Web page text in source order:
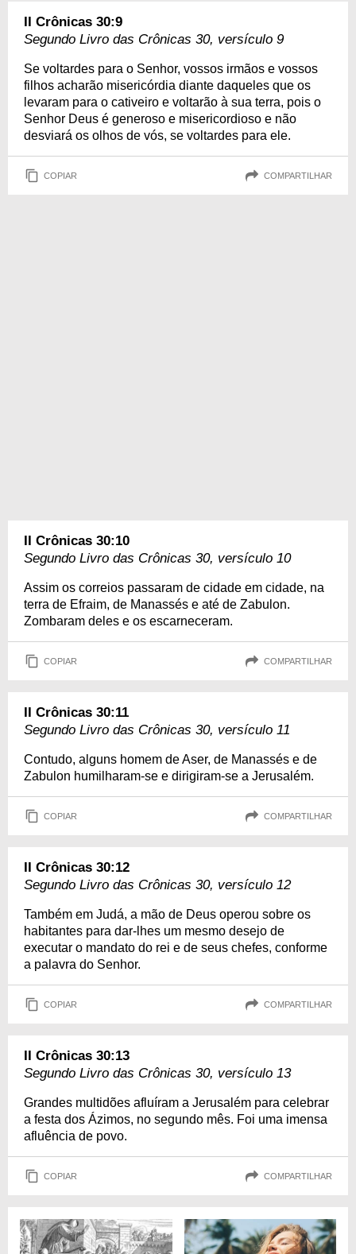
II Crônicas 30:9
Segundo Livro das Crônicas 30, versículo 9
Se voltardes para o Senhor, vossos irmãos e vossos
filhos acharão misericórdia diante daqueles que os
levaram para o cativeiro e voltarão à sua terra, pois o
Senhor Deus é generoso e misericordioso e não
desviará os olhos de vós, se voltardes para ele.
COPIAR COMPARTILHAR
II Crônicas 30:10
Segundo Livro das Crônicas 30, versículo 10
Assim os correios passaram de cidade em cidade, na
terra de Efraim, de Manassés e até de Zabulon.
Zombaram deles e os escarneceram.
COPIAR COMPARTILHAR
II Crônicas 30:11
Segundo Livro das Crônicas 30, versículo 11
Contudo, alguns homem de Aser, de Manassés e de
Zabulon humilharam-se e dirigiram-se a Jerusalém.
COPIAR COMPARTILHAR
II Crônicas 30:12
Segundo Livro das Crônicas 30, versículo 12
Também em Judá, a mão de Deus operou sobre os
habitantes para dar-lhes um mesmo desejo de
executar o mandato do rei e de seus chefes, conforme
a palavra do Senhor.
COPIAR COMPARTILHAR
II Crônicas 30:13
Segundo Livro das Crônicas 30, versículo 13
Grandes multidões afluíram a Jerusalém para celebrar
a festa dos Ázimos, no segundo mês. Foi uma imensa
afluência de povo.
COPIAR COMPARTILHAR